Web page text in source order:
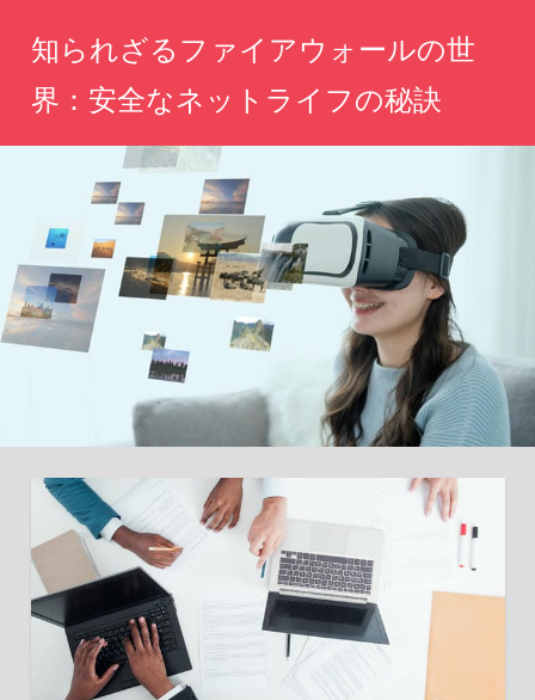
ツ
キ
ッ
プ
知られざるファイアウォールの世
界：安全なネットライフの秘訣
ネ
ッ
ト
生
活
未
知
キ
ュ
リ